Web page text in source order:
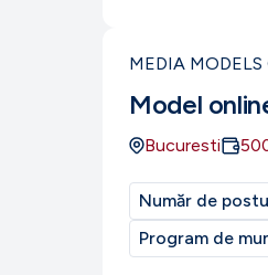
MEDIA MODELS
Model
Bucuresti
Număr de
Program de